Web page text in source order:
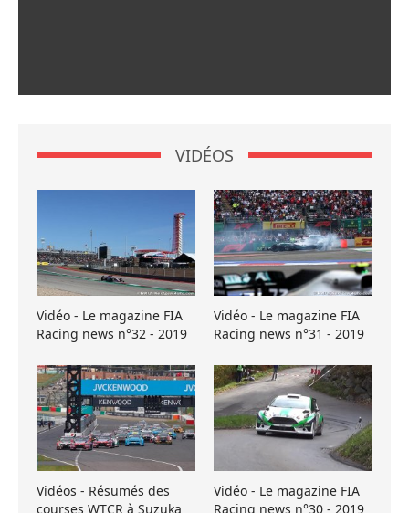
VIDÉOS
Vidéo - Le magazine FIA
Racing news n°32 - 2019
Vidéo - Le magazine FIA
Racing news n°31 - 2019
Vidéos - Résumés des
courses WTCR à Suzuka
Vidéo - Le magazine FIA
Racing news n°30 - 2019